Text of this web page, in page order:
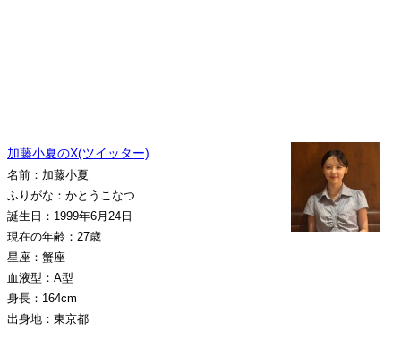
加藤小夏のX(ツイッター)
名前：加藤小夏
ふりがな：かとうこなつ
誕生日：1999年6月24日
現在の年齢：27歳
星座：蟹座
血液型：A型
身長：164cm
出身地：東京都